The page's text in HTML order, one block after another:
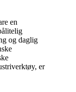
en
og daglig
er